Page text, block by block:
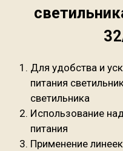
Для удобства и
питания
светильника
Использование
питания
Применение